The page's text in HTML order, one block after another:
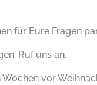
für Eure Fragen
Ruf uns an.
vor